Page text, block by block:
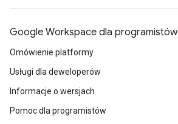
Google Workspace dla programistów
Omówienie platformy
Usługi dla deweloperów
Informacje o wersjach
Pomoc dla programistów